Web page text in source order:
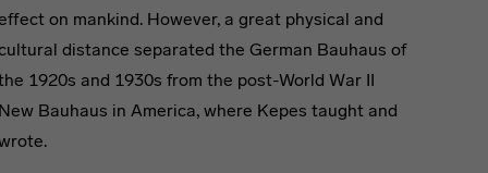
on mankind. However, a great physical and
distance separated the German Bauhaus of
1920s and 1930s from the post-World War II
New Bauhaus in America, where Kepes taught and